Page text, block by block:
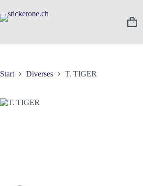
Inhalt
springen
Start Diverses T. TIGER